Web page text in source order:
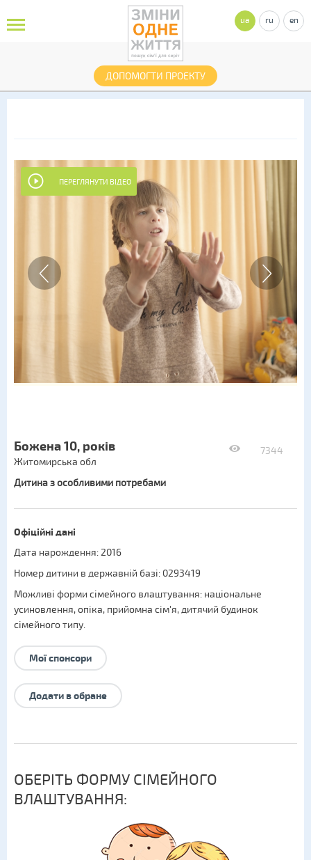
ДОПОМОГТИ ПРОЕКТУ
ua ru en
ПЕРЕГЛЯНУТИ ВІДЕО
7344
Божена 10, років
Житомирська обл
Дитина з особливими потребами
Офіційні дані
Дата нарождення: 2016
Номер дитини в державній базі: 0293419
Можливі форми сімейного влаштування: національне
усиновлення,опіка, прийомна сім'я,дитячий будинок
сімейного типу.
Мої спонсори
Додати в обране
ОБЕРІТЬ ФОРМУ СІМЕЙНОГО
ВЛАШТУВАННЯ: